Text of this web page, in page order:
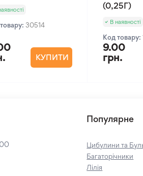
30514
КУПИТИ
(0,25Г)
В наявності
Код товару:
9.00
грн.
Популярне
Цибулини та
Багаторічники
Лілія